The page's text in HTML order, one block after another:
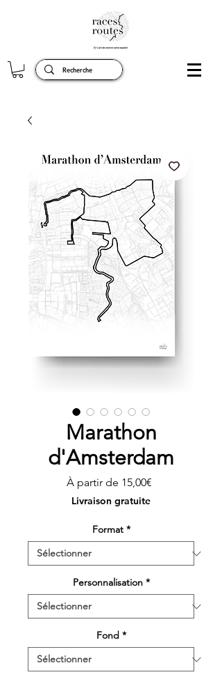
Marathon
d'Amsterdam
À partir de 15,00€
Livraison gratuite
Format *
Personnalisation *
Fond *